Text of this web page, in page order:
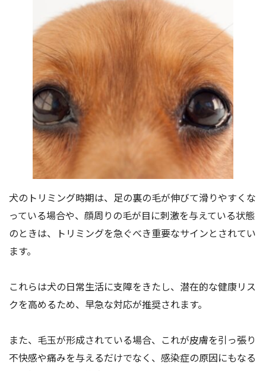
犬のトリミング時期は、足の裏の毛が伸びて滑りやすくな
っている場合や、顔周りの毛が目に刺激を与えている状態
のときは、トリミングを急ぐべき重要なサインとされてい
ます。
これらは犬の日常生活に支障をきたし、潜在的な健康リス
クを高めるため、早急な対応が推奨されます。
また、毛玉が形成されている場合、これが皮膚を引っ張り
不快感や痛みを与えるだけでなく、感染症の原因にもなる